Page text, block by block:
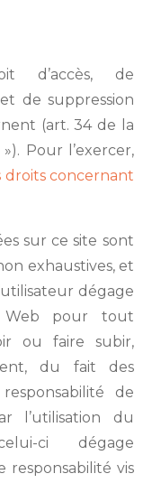
d’accès, de
de suppression
(art. 34 de la
Pour l’exercer,
droits concernant
sur ce site sont
exhaustives, et
dégage
Web pour tout
ou faire subir,
du fait des
de
l’utilisation du
ci dégage
responsabilité vis